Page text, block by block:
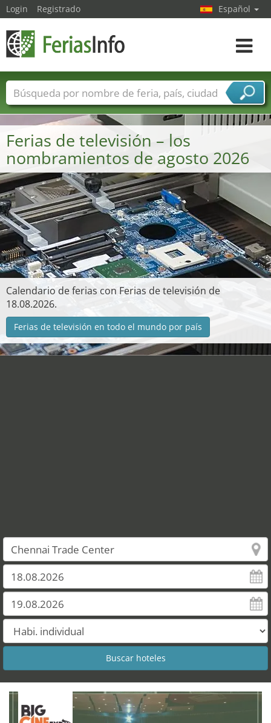
Ferias de televisión – los
nombramientos de agosto 2026
Calendario de ferias con Ferias de televisión de
18.08.2026.
Ferias de televisión en todo el mundo por país
Login Registrado Español
toggle
Nombres de ferias Países
Ciudades
Sectores de ferias
Sectores de proveedor de servicios